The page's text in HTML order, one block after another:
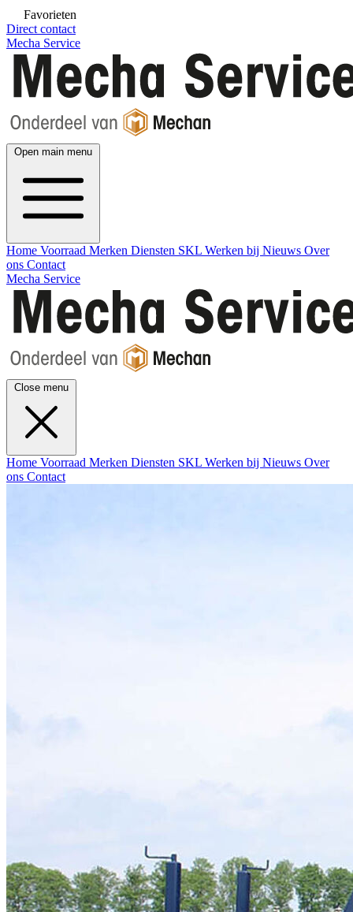
Favorieten
Direct contact
Mecha Service
Open main menu
Home Voorraad Merken Diensten SKL Werken bij Nieuws Over
ons Contact
Mecha Service
Close menu
Home Voorraad Merken Diensten SKL Werken bij Nieuws Over
ons Contact